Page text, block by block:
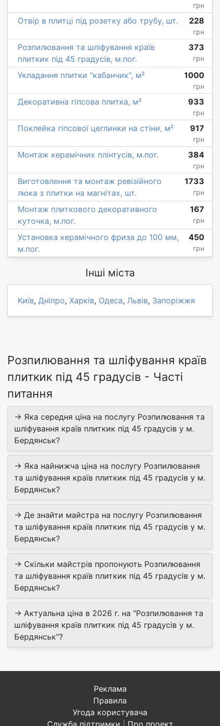
грн
Отвір в плитці під розетку або трубу, шт. 228
грн
Розпилювання та шліфування країв
плиткик під 45 градусів, м.пог.
373
грн
Укладання плитки "кабанчик", м² 1000
грн
Декоративна гіпсова плитка, м² 933
грн
Поклейка гіпсової цеглинки на стіни, м² 917
грн
Монтаж керамічних плінтусів, м.пог. 384
грн
Виготовлення та монтаж ревізійного
люка з плитки на магнітах, шт.
1733
грн
Монтаж плиткового декоративного
куточка, м.пог.
167
грн
Установка керамічного фриза до 100 мм,
м.пог.
450
грн
Інші міста
Київ, Дніпро, Харків, Одеса, Львів, Запоріжжя
Розпилювання та шліфування країв
плиткик під 45 градусів - Часті
питання
→ Яка середня ціна на послугу Розпилювання та
шліфування країв плиткик під 45 градусів у м.
Бердянськ?
→ Яка найнижча ціна на послугу Розпилювання
та шліфування країв плиткик під 45 градусів у м.
Бердянськ?
→ Де знайти майстра на послугу Розпилювання
та шліфування країв плиткик під 45 градусів у м.
Бердянськ?
→ Скільки майстрів пропонують Розпилювання
та шліфування країв плиткик під 45 градусів у м.
Бердянськ?
→ Актуальна ціна в 2026 г. на "Розпилювання та
шліфування країв плиткик під 45 градусів у м.
Бердянськ"?
Реклама
Правила
Угода користувача